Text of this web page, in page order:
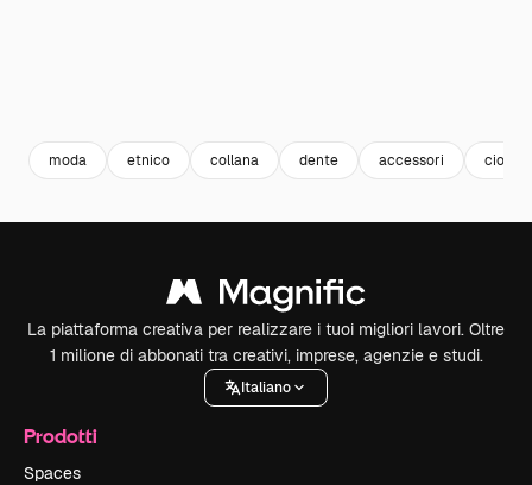
moda etnico collana dente accessori
La piattaforma creativa per realizzare i tuoi migliori lavori. Oltre
1 milione di abbonati tra creativi, imprese, agenzie e studi.
Italiano
Prodotti
Spaces